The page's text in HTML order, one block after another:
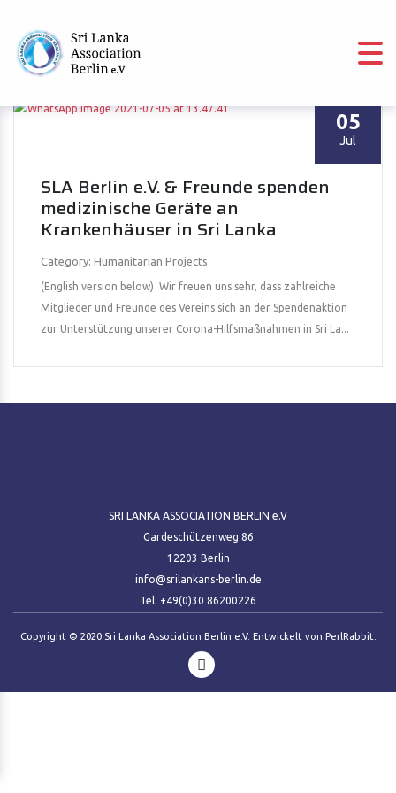
05
Jul
SLA Berlin e.V. & Freunde spenden
medizinische Geräte an
Krankenhäuser in Sri Lanka
Category: Humanitarian Projects
(English version below) Wir freuen uns sehr, dass zahlreiche
Mitglieder und Freunde des Vereins sich an der Spendenaktion
zur Unterstützung unserer Corona-Hilfsmaßnahmen in Sri La...
SRI LANKA ASSOCIATION BERLIN e.V
Gardeschützenweg 86
12203 Berlin
info@srilankans-berlin.de
Tel: +49(0)30 86200226
Copyright © 2020 Sri Lanka Association Berlin e.V. Entwickelt von PerlRabbit